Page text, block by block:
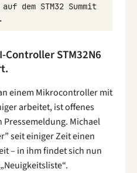
auf dem STM32 Summit
Controller STM32N6
einem Mikrocontroller mit
arbeitet, ist offenes
Michael
seit einiger Zeit einen
– in ihm findet sich nun